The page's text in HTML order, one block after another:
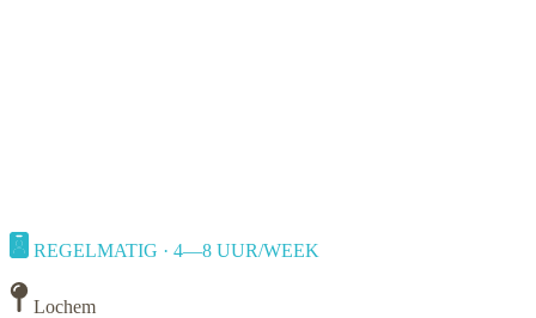
REGELMATIG · 4—8 UUR/WEEK
Lochem